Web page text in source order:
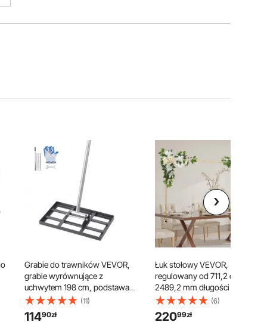
Grabie do trawników VEVOR,
grabie wyrównujące z
uchwytem 198 cm, podstawa
431 x 254 mm, odporne na
rdzę grabie wyrównujące ze
(11)
11490zł
Łuk stołowy VEVOR,
regulowany od 711,2 do
2489,2 mm długości i 330,2
do 1066,8 mm wysokości,
drążek do dekoracji stołu z
(6)
22099zł